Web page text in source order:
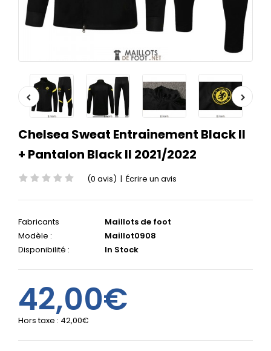
Chelsea Sweat Entrainement Black II
+ Pantalon Black II 2021/2022
(0 avis) | Écrire un avis
Fabricants
Maillots de foot
Modèle :
Maillot0908
Disponibilité :
In Stock
42,00€
Hors taxe : 42,00€